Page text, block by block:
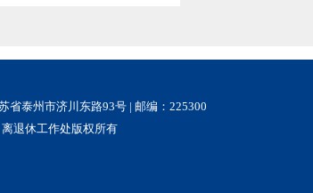
省泰州市济川东路93号 | 邮编：225300
退休工作处版权所有